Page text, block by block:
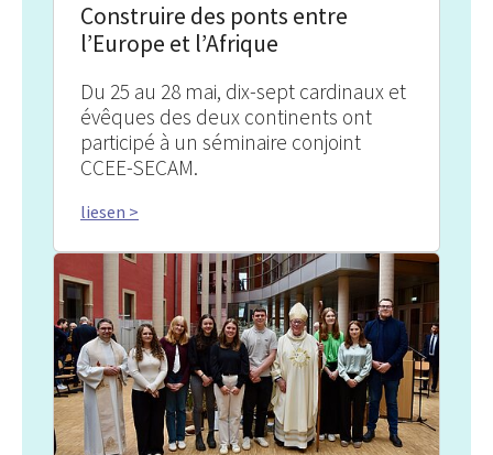
Construire des ponts entre
l’Europe et l’Afrique
Du 25 au 28 mai, dix-sept cardinaux et
évêques des deux continents ont
participé à un séminaire conjoint
CCEE-SECAM.
liesen >